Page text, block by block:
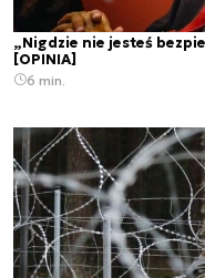
„Nigdzie nie jesteś
[OPINIA]
6 min.